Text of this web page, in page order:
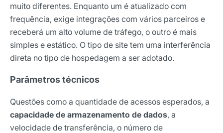
muito diferentes. Enquanto um é atualizado com
frequência, exige integrações com vários parceiros e
receberá um alto volume de tráfego, o outro é mais
simples e estático. O tipo de site tem uma interferência
direta no tipo de hospedagem a ser adotado.
Parâmetros técnicos
Questões como a quantidade de acessos esperados, a
capacidade de armazenamento de dados, a
velocidade de transferência, o número de